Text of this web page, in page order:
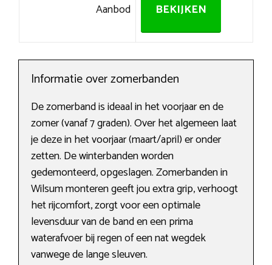
Aanbod BEKIJKEN
Informatie over zomerbanden
De zomerband is ideaal in het voorjaar en de
zomer (vanaf 7 graden). Over het algemeen laat
je deze in het voorjaar (maart/april) er onder
zetten. De winterbanden worden
gedemonteerd, opgeslagen. Zomerbanden in
Wilsum monteren geeft jou extra grip, verhoogt
het rijcomfort, zorgt voor een optimale
levensduur van de band en een prima
waterafvoer bij regen of een nat wegdek
vanwege de lange sleuven.